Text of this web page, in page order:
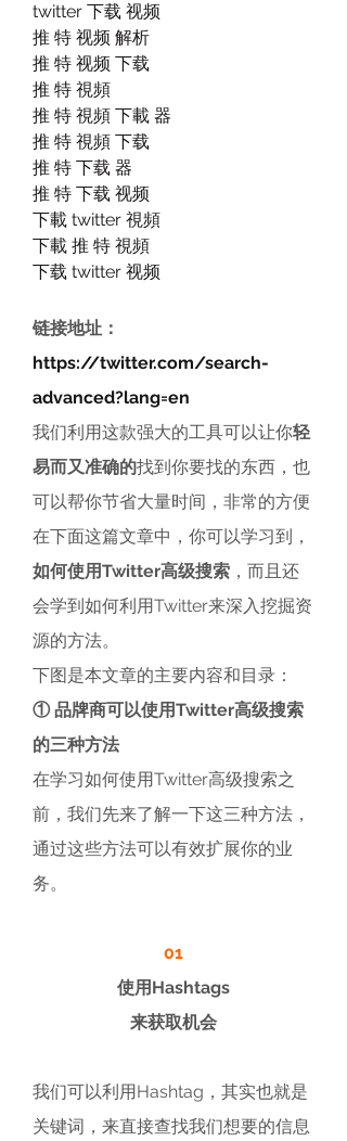
twitter 下载 视频
推 特 视频 解析
推 特 视频 下载
推 特 視頻
推 特 視頻 下載 器
推 特 視頻 下载
推 特 下载 器
推 特 下载 视频
下載 twitter 視頻
下載 推 特 視頻
下载 twitter 视频
链接地址：
https://twitter.com/search-
advanced?lang=en
我们利用这款强大的工具可以让你轻
易而又准确的找到你要找的东西，也
可以帮你节省大量时间，非常的方便
在下面这篇文章中，你可以学习到，
如何使用Twitter高级搜索 ，而且还
会学到如何利用Twitter来深入挖掘资
源的方法。
下图是本文章的主要内容和目录：
① 品牌商可以使用Twitter高级搜索
的三种方法
在学习如何使用Twitter高级搜索之
前，我们先来了解一下这三种方法，
通过这些方法可以有效扩展你的业
务。
01
使用Hashtags
来获取机会
我们可以利用Hashtag，其实也就是
关键词，来直接查找我们想要的信息